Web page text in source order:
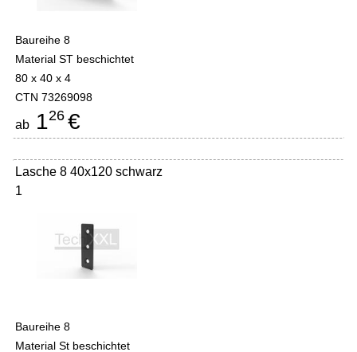
Baureihe 8
Material ST beschichtet
80 x 40 x 4
CTN 73269098
ab 126 €
Lasche 8 40x120 schwarz
1
Baureihe 8
Material St beschichtet